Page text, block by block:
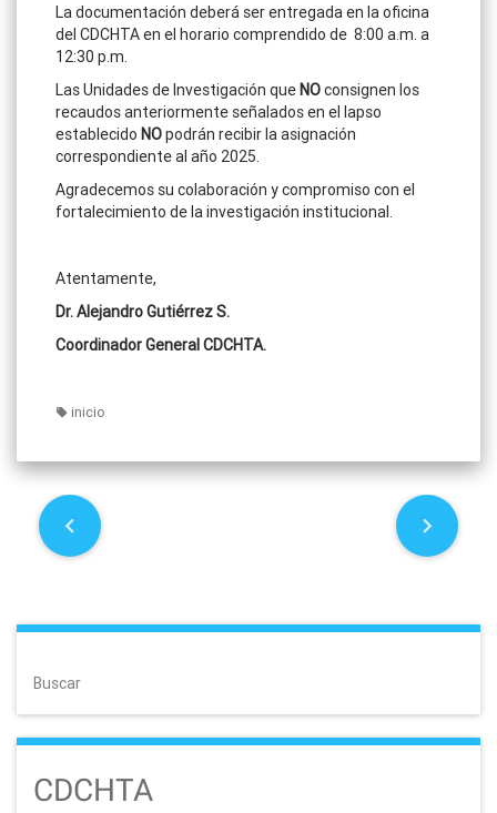
La documentación deberá ser entregada en la oficina
del CDCHTA en el horario comprendido de 8:00 a.m. a
12:30 p.m.
Las Unidades de Investigación que NOconsignen los
recaudos anteriormente señalados en el lapso
establecido NOpodrán recibir la asignación
correspondiente al año 2025.
Agradecemos su colaboración y compromiso con el
fortalecimiento de la investigación institucional.
Atentamente,
Dr. Alejandro Gutiérrez S.
Coordinador General CDCHTA.
inicio
P
s
n
a
v
Buscar
CDCHTA